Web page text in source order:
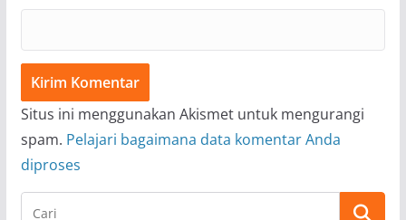
Situs ini menggunakan Akismet untuk mengurangi
spam. Pelajari bagaimana data komentar Anda
diproses